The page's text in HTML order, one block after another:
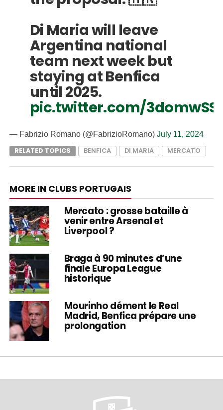
Di Maria will leave
Argentina national
team next week but
staying at Benfica
until 2025.
pic.twitter.com/
— Fabrizio Romano (@FabrizioRomano) July 11, 2024
RELATED TOPICS
BENFICA DI MARIA MERCATO
MORE IN CLUBS PORTUGAIS
Mercato : grosse bataille à
venir entre Arsenal et
Liverpool ?
Braga à 90 minutes d’une
finale Europa League
historique
Mourinho dément le Real
Madrid, Benfica prépare une
prolongation